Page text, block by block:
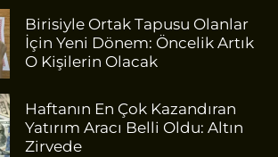
Birisiyle Ortak Tapusu Olanlar
İçin Yeni Dönem: Öncelik Artık
O Kişilerin Olacak
Haftanın En Çok Kazandıran
Yatırım Aracı Belli Oldu: Altın
Zirvede